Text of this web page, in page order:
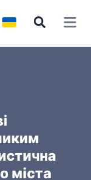
Open
міста